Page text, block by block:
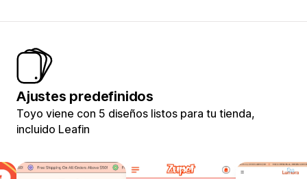
Ajustes predefinidos
Toyo viene con 5 diseños listos para tu tienda,
incluido Leafin